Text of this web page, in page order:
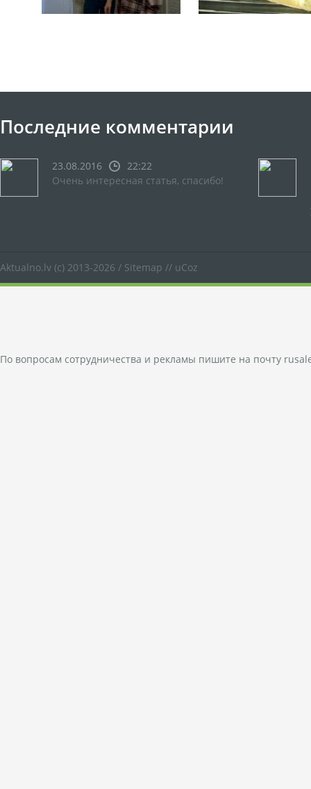
Последние комментарии
23.08.2016
22:22
Очень интересная статья, спасибо!
Aktualno.lv (c) 2013-2026 / Sitemap // uCoz
По вопросам сотрудничества и рекламы пишите на почту